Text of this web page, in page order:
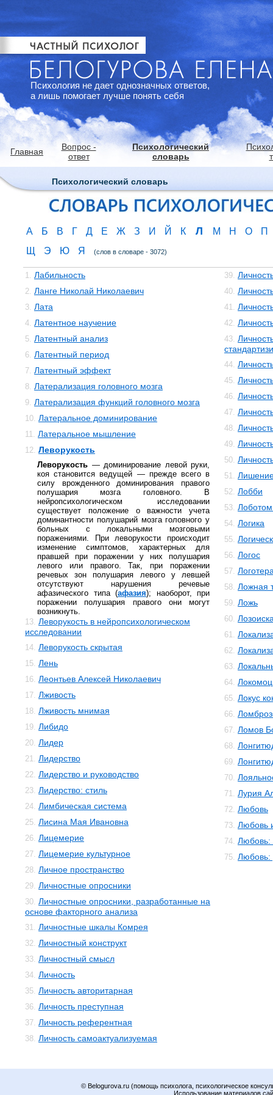
Психология не дает однозначных ответов,
а лишь помогает лучше понять себя
Главная
Вопрос -
ответ
Психологический
словарь
Психологический словарь
А Б В Г Д Е Ж З И Й К Л М Н О
П
Щ
Э Ю Я (слов в словаре - 3072)
1. Лабильность
2. Ланге Николай Николаевич
3. Лата
4. Латентное научение
5. Латентный анализ
6. Латентный период
7. Латентный эффект
8. Латерализация головного мозга
9. Латерализация функций головного мозга
10. Латеральное доминирование
11. Латеральное мышление
12. Леворукость
Леворукость — доминирование левой руки,
коя становится ведущей — прежде всего в
силу врожденного доминирования правого
полушария мозга головного. В
нейропсихологическом исследовании
существует положение о важности учета
доминантности полушарий мозга головного у
больных с локальными мозговыми
поражениями. При леворукости происходит
изменение симптомов, характерных для
правшей при поражении у них полушария
левого или правого. Так, при поражении
речевых зон полушария левого у левшей
отсутствуют нарушения речевые
афазического типа (афазия); наоборот, при
поражении полушария правого они могут
возникнуть.
13. Леворукость в нейропсихологическом
исследовании
14. Леворукость скрытая
15. Лень
16. Леонтьев Алексей Николаевич
17. Лживость
18. Лживость мнимая
19. Либидо
20. Лидер
21. Лидерство
22. Лидерство и руководство
23. Лидерство: стиль
24. Лимбическая система
25. Лисина Мая Ивановна
26. Лицемерие
27. Лицемерие культурное
28. Личное пространство
29. Личностные опросники
30. Личностные опросники, разработанные на
основе факторного анализа
31. Личностные шкалы Комрея
32. Личностный конструкт
33. Личностный смысл
34. Личность
35. Личность авторитарная
36. Личность преступная
37. Личность референтная
38. Личность самоактуализуемая
39.
40.
41.
42.
43.
44.
45.
46.
47.
48.
49.
50.
51.
52. Лобби
53.
54. Логика
55.
56. Логос
57.
58. Ложная
59. Ложь
60.
61.
62.
63.
64.
65. Локус
66.
67. Ломов
68.
69.
70.
71. Лурия
72. Любовь
73. Любовь
74. Любовь:
75. Любовь:
© Belogurova.ru (помощь психолога, психологическое
Использование материалов